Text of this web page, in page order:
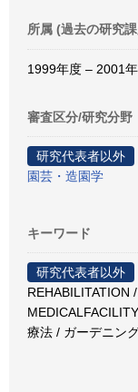
所属 (過去の研究
1999年度 – 2001
審査区分/研究分野
研究代表者以外
園芸・造園学
キーワード
研究代表者以外
REHABILITATION
療法 / ガーデニン